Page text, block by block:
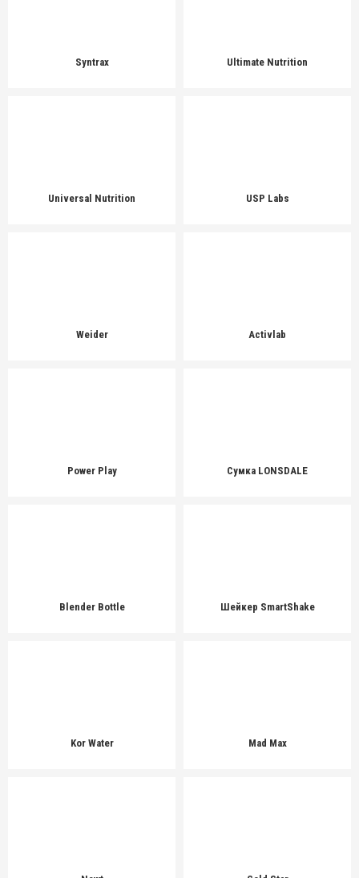
Syntrax Ultimate Nutrition
Universal Nutrition USP Labs
Weider Activlab
Power Play Cумка LONSDALE
Blender Bottle Шейкер SmartShake
Kor Water Mad Max